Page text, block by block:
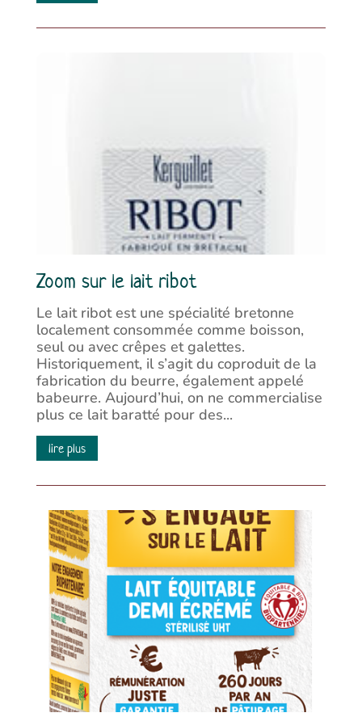
Zoom sur le lait ribot
Le lait ribot est une spécialité bretonne
localement consommée comme boisson,
seul ou avec crêpes et galettes.
Historiquement, il s’agit du coproduit de la
fabrication du beurre, également appelé
babeurre. Aujourd’hui, on ne commercialise
plus ce lait baratté pour des...
lire plus